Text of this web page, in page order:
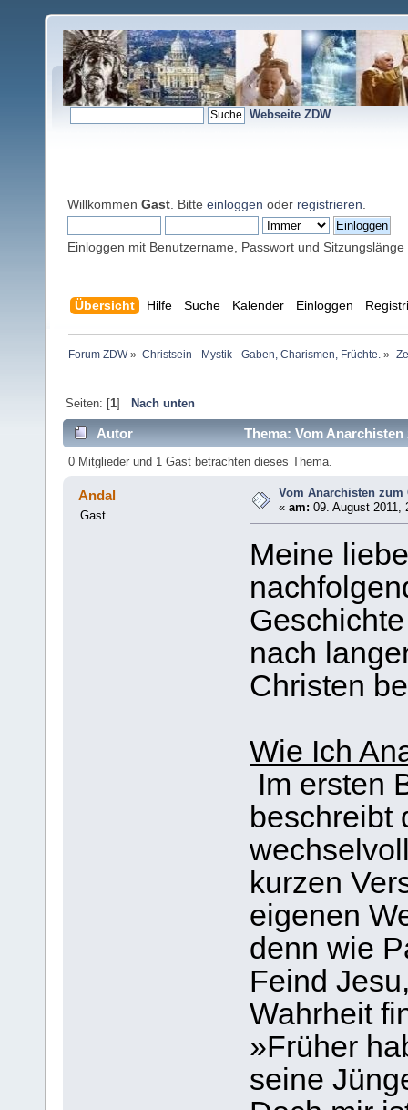
Webseite ZDW
Willkommen Gast . Bitte einloggen oder registrieren
Einloggen mit Benutzername, Passwort und Sitzungslänge
Übersicht Hilfe Suche Kalender Einloggen
Forum ZDW» Christsein - Mystik - Gaben, Charismen, Früchte. »
Seiten: [1] Nach unten
Autor Thema: Vom
0 Mitglieder und 1 Gast betrachten dieses Thema.
Andal
Gast
Vom Anarchisten zum
«am: 09. August 2011,
Meine
nach
Christen
Wie Ich
Im ersten
beschreibt
kurzen
eigenen
denn wie
Feind
Wahrheit
»Früher
seine